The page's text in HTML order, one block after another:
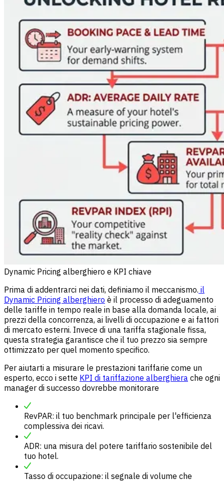
Dynamic Pricing alberghiero e KPI chiave
Prima di addentrarci nei dati, definiamo il meccanismo. il
Dynamic Pricing alberghiero è il processo di adeguamento
delle tariffe in tempo reale in base alla domanda locale, ai
prezzi della concorrenza, ai livelli di occupazione e ai fattori
di mercato esterni. Invece di una tariffa stagionale fissa,
questa strategia garantisce che il tuo prezzo sia sempre
ottimizzato per quel momento specifico.
Per aiutarti a misurare le prestazioni tariffarie come un
esperto, ecco i sette KPI di tariffazione alberghiera che ogni
manager di successo dovrebbe monitorare
RevPAR: il tuo benchmark principale per l'efficienza
complessiva dei ricavi.
ADR: una misura del potere tariffario sostenibile del
tuo hotel.
Tasso di occupazione: il segnale di volume che